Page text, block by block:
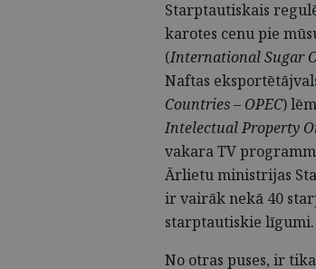
Starptautiskais
karotes cenu pie
(International Sugar
Naftas
Countries – OPEC)
Intelectual Property
vakara TV
Ārlietu ministrijas
ir vairāk nekā 40
starptautiskie līgumi.
No otras puses, ir